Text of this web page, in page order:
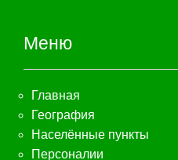
Меню
Главная
География
Населённые пункты
Персоналии